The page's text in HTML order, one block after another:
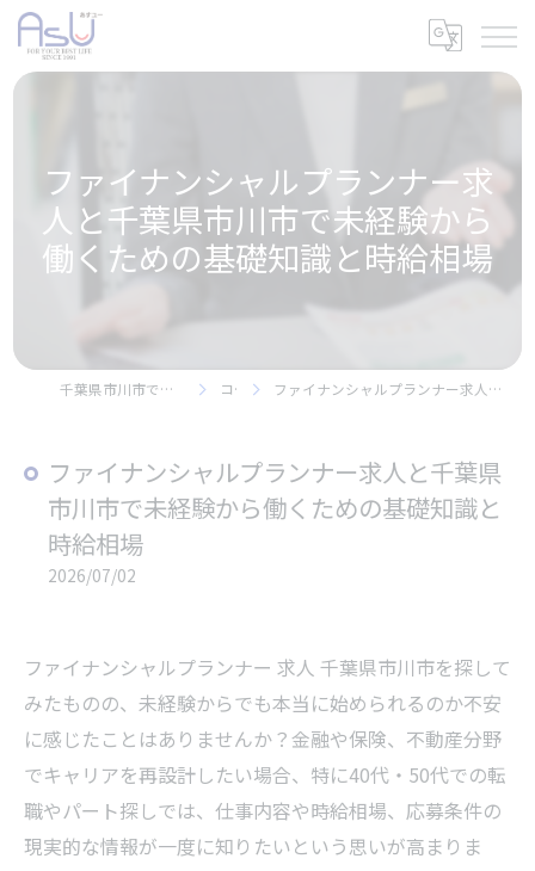
ファイナンシャルプランナー求
人と千葉県市川市で未経験から
働くための基礎知識と時給相場
千葉県市川市で保険の求人なら株式会社アスユー コラム ファイナンシャルプランナー求人と千葉県市川市で未経験から働くための基礎知識と時給相場
ファイナンシャルプランナー求人と千葉県
市川市で未経験から働くための基礎知識と
時給相場
2026/07/02
ファイナンシャルプランナー 求人 千葉県市川市を探して
みたものの、未経験からでも本当に始められるのか不安
に感じたことはありませんか？金融や保険、不動産分野
でキャリアを再設計したい場合、特に40代・50代での転
職やパート探しでは、仕事内容や時給相場、応募条件の
現実的な情報が一度に知りたいという思いが高まりま